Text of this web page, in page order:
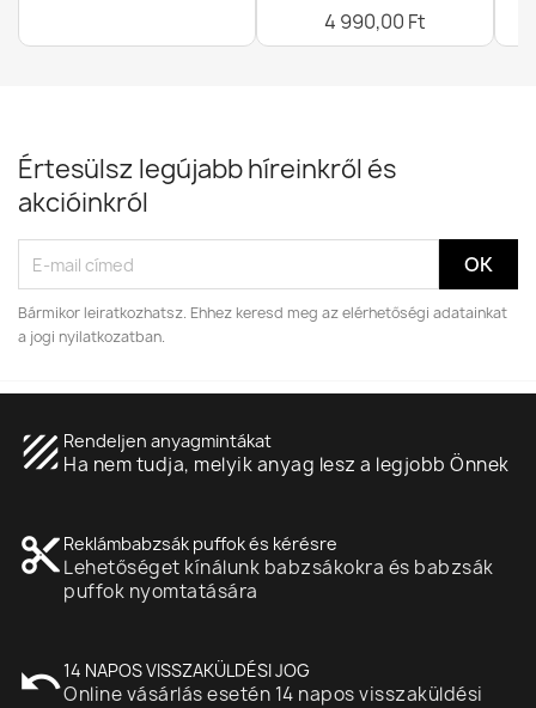
Pamut lepedő gumiszalag nélkül 80x200 cm
4 990,00 Ft
Értesülsz legújabb híreinkről és
akcióinkról
Bármikor leiratkozhatsz. Ehhez keresd meg az elérhetőségi adatainkat
a jogi nyilatkozatban.
texture Rendeljen anyagmintákat
Ha nem tudja, melyik anyag lesz a legjobb Önnek
content_cut Reklámbabzsák puffok és kérésre
Lehetőséget kínálunk babzsákokra és babzsák
puffok nyomtatására
undo14 NAPOS VISSZAKÜLDÉSI JOG
Online vásárlás esetén 14 napos visszaküldési